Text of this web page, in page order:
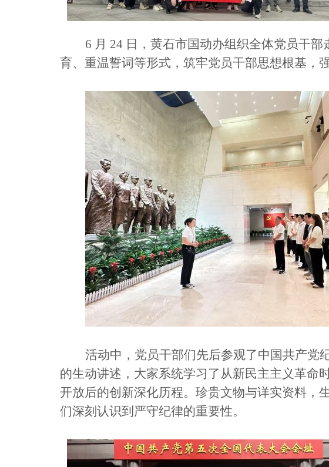
6 月 24 日，黄石市国动办组织全体党员干
育、重温誓词等形式，筑牢党员干部思想根基，
活动中，党员干部们先后参观了中国共产党
的生动讲述，大家系统学习了从新民主主义革命
开放后的创新深化历程。珍贵文物与详实资料，
们深刻认识到严守纪律的重要性。